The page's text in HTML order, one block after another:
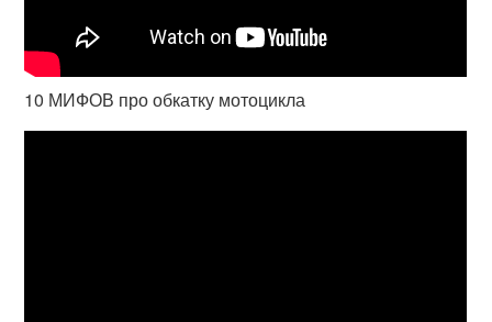
10 МИФОВ про обкатку мотоцикла